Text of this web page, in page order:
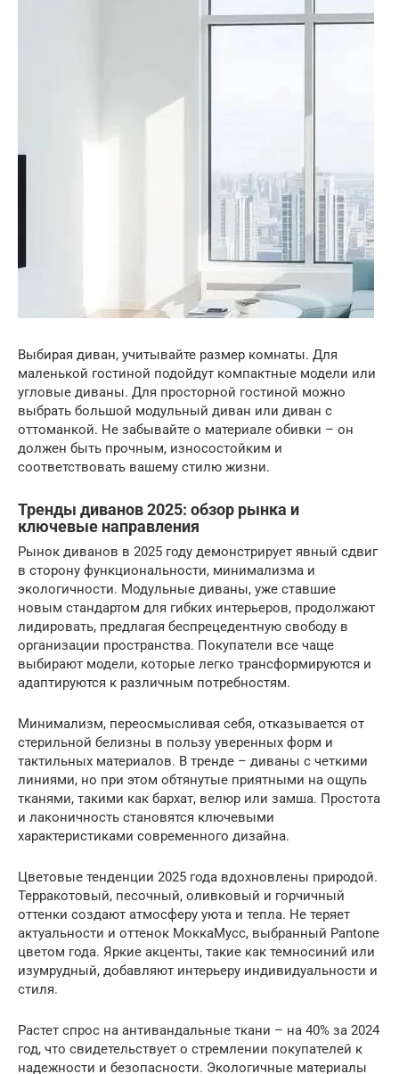
Выбирая диван, учитывайте размер комнаты. Для
маленькой гостиной подойдут компактные модели или
угловые диваны. Для просторной гостиной можно
выбрать большой модульный диван или диван с
оттоманкой. Не забывайте о материале обивки – он
должен быть прочным, износостойким и
соответствовать вашему стилю жизни.
Тренды диванов 2025: обзор рынка и
ключевые направления
Рынок диванов в 2025 году демонстрирует явный сдвиг
в сторону функциональности, минимализма и
экологичности. Модульные диваны, уже ставшие
новым стандартом для гибких интерьеров, продолжают
лидировать, предлагая беспрецедентную свободу в
организации пространства. Покупатели все чаще
выбирают модели, которые легко трансформируются и
адаптируются к различным потребностям.
Минимализм, переосмысливая себя, отказывается от
стерильной белизны в пользу уверенных форм и
тактильных материалов. В тренде – диваны с четкими
линиями, но при этом обтянутые приятными на ощупь
тканями, такими как бархат, велюр или замша. Простота
и лаконичность становятся ключевыми
характеристиками современного дизайна.
Цветовые тенденции 2025 года вдохновлены природой.
Терракотовый, песочный, оливковый и горчичный
оттенки создают атмосферу уюта и тепла. Не теряет
актуальности и оттенок МоккаМусс, выбранный Pantone
цветом года. Яркие акценты, такие как темносиний или
изумрудный, добавляют интерьеру индивидуальности и
стиля.
Растет спрос на антивандальные ткани – на 40% за 2024
год, что свидетельствует о стремлении покупателей к
надежности и безопасности. Экологичные материалы